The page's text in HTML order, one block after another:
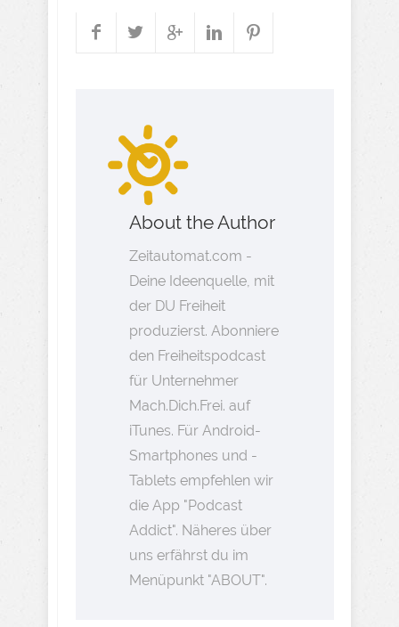
About the Author
Zeitautomat.com -
Deine Ideenquelle, mit
der DU Freiheit
produzierst. Abonniere
den Freiheitspodcast
für Unternehmer
Mach.Dich.Frei. auf
iTunes. Für Android-
Smartphones und -
Tablets empfehlen wir
die App "Podcast
Addict". Näheres über
uns erfährst du im
Menüpunkt "ABOUT".